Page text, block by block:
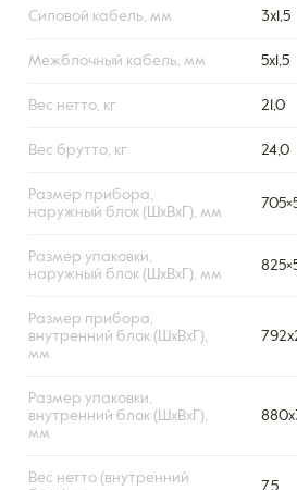
Силовой кабель, мм 3х1,5
Межблочный кабель, мм 5х1,5
Вес нетто, кг 21,0
Вес брутто, кг 24,0
Размер прибора,
наружный блок (ШxВxГ), мм
Размер упаковки,
наружный блок (ШxВxГ), мм
Размер прибора,
внутренний блок (ШxВxГ),
мм
Размер упаковки,
внутренний блок (ШxВxГ),
мм
Вес нетто (внутренний
7,5